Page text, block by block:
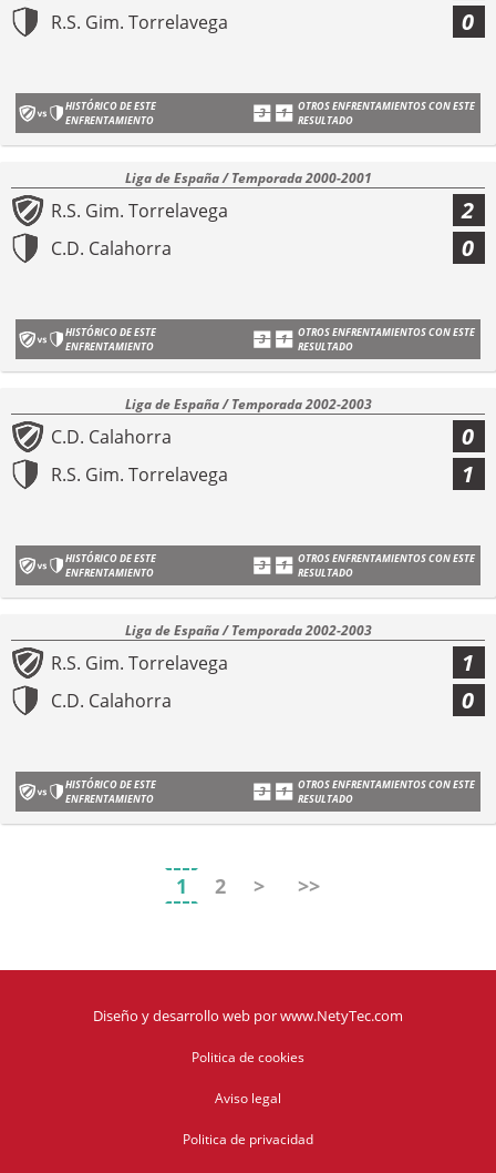
R.S. Gim. Torrelavega 0
HISTÓRICO DE ESTE
ENFRENTAMIENTO
OTROS ENFRENTAMIENTOS CON ESTE
RESULTADO
Liga de España / Temporada 2000-2001
R.S. Gim. Torrelavega 2
C.D. Calahorra 0
HISTÓRICO DE ESTE
ENFRENTAMIENTO
OTROS ENFRENTAMIENTOS CON ESTE
RESULTADO
Liga de España / Temporada 2002-2003
C.D. Calahorra 0
R.S. Gim. Torrelavega 1
HISTÓRICO DE ESTE
ENFRENTAMIENTO
OTROS ENFRENTAMIENTOS CON ESTE
RESULTADO
Liga de España / Temporada 2002-2003
R.S. Gim. Torrelavega 1
C.D. Calahorra 0
HISTÓRICO DE ESTE
ENFRENTAMIENTO
OTROS ENFRENTAMIENTOS CON ESTE
RESULTADO
1 2 > >>
Diseño y desarrollo web porwww.NetyTec.com
Politica de cookies
Aviso legal
Politica de privacidad